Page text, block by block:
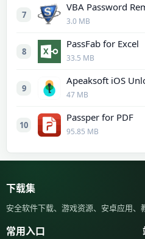
7
VBA Password
3.0 MB
8
PassFab for Excel
33.5 MB
9
Apeaksoft iOS
47 MB
10
Passper for PDF
95.85 MB
下载集
安全软件下载、游戏资源、安卓应用、
常用入口